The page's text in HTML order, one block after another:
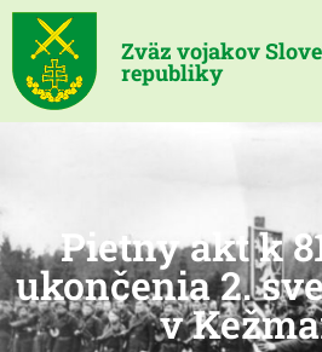
Zväz vojakov
republiky
Pietny akt k
ukončenia 2.
v